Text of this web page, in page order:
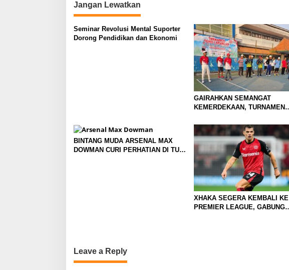
o
n
Jangan Lewatkan
Seminar Revolusi Mental Suporter
Dorong Pendidikan dan Ekonomi
GAIRAHKAN SEMANGAT
KEMERDEKAAN, TURNAMEN
MOJOKERTO RAYA RESMI
BERGULIR
BINTANG MUDA ARSENAL MAX
DOWMAN CURI PERHATIAN DI TUR
XHAKA SEGERA KEMBALI KE
PREMIER LEAGUE, GABUNG
Leave a Reply